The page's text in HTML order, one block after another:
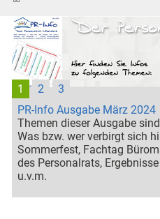
PR-Info Ausgabe März 2024
Themen dieser Ausgabe
Was bzw. wer verbirgt sich
Sommerfest, Fachtag
des Personalrats,
u.v.m.
1 2 3